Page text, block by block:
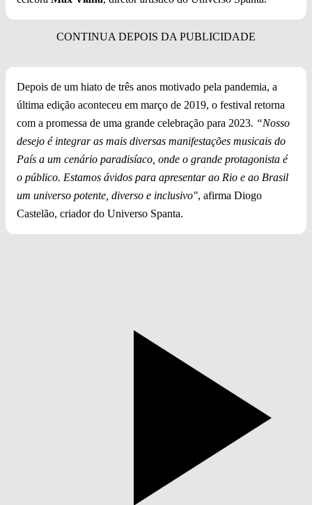
Depois de um hiato de três anos motivado pela pandemia, a
última edição aconteceu em março de 2019, o festival retorna
com a promessa de uma grande celebração para 2023. “Nosso
desejo é integrar as mais diversas manifestações musicais do
País a um cenário paradisíaco, onde o grande protagonista é
o público. Estamos ávidos para apresentar ao Rio e ao Brasil
um universo potente, diverso e inclusivo", afirma Diogo
Castelão, criador do Universo Spanta.